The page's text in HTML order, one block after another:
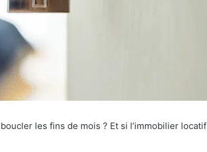
les fins de mois ? Et si l’immobilier locatif